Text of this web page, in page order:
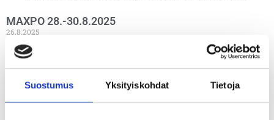
Suostumus Yksityiskohdat Tietoja
MAXPO 28.-30.8.2025
26.8.2025
Maxpo järjestetään 28.-30.8.2025 Hyvinkään lentokentällä. Meidät
Lue lisää »